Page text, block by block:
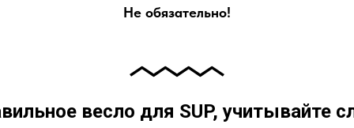
Не обязательно!
весло для SUP, учитывайте